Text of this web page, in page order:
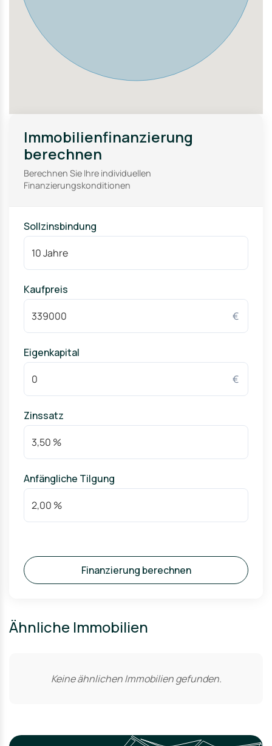
Immobilienfinanzierung
berechnen
Berechnen Sie Ihre individuellen
Finanzierungskonditionen
Sollzinsbindung
Kaufpreis
€
Eigenkapital
€
Zinssatz
Anfängliche Tilgung
Finanzierung berechnen
Ähnliche Immobilien
Keine ähnlichen Immobilien gefunden.